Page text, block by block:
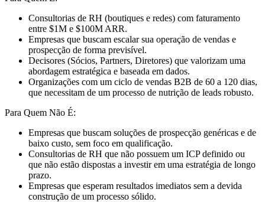
Consultorias de RH (boutiques e redes) com faturamento
entre $1M e $100M ARR.
Empresas que buscam escalar sua operação de vendas e
prospecção de forma previsível.
Decisores (Sócios, Partners, Diretores) que valorizam uma
abordagem estratégica e baseada em dados.
Organizações com um ciclo de vendas B2B de 60 a 120 dias,
que necessitam de um processo de nutrição de leads robusto.
Para Quem Não É:
Empresas que buscam soluções de prospecção genéricas e de
baixo custo, sem foco em qualificação.
Consultorias de RH que não possuem um ICP definido ou
que não estão dispostas a investir em uma estratégia de longo
prazo.
Empresas que esperam resultados imediatos sem a devida
construção de um processo sólido.